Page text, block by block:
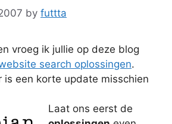
by futtta
vroeg ik jullie op deze blog
search oplossingen.
is een korte update misschien
Laat ons eerst de